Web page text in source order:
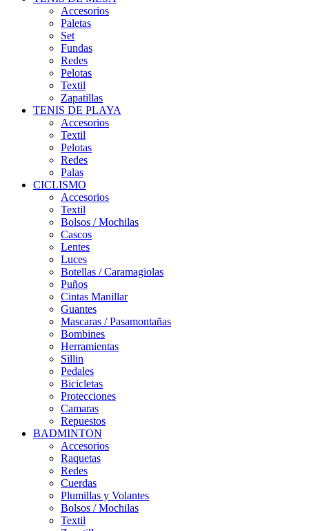
Accesorios
Paletas
Set
Fundas
Redes
Pelotas
Textil
Zapatillas
TENIS DE PLAYA
Accesorios
Textil
Pelotas
Redes
Palas
CICLISMO
Accesorios
Textil
Bolsos / Mochilas
Cascos
Lentes
Luces
Botellas / Caramagiolas
Puños
Cintas Manillar
Guantes
Mascaras / Pasamontañas
Bombines
Herramientas
Sillin
Pedales
Bicicletas
Protecciones
Camaras
Repuestos
BADMINTON
Accesorios
Raquetas
Redes
Cuerdas
Plumillas y Volantes
Bolsos / Mochilas
Textil